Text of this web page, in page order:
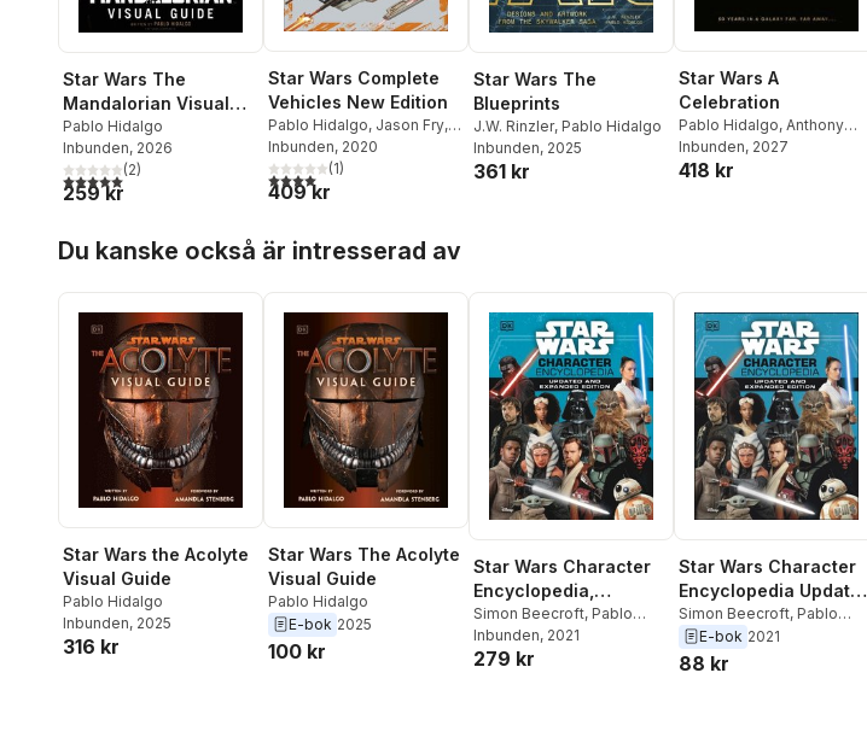
Star Wars The
Mandalorian Visual
Guide
Pablo Hidalgo
Inbunden, 2026
5,0utav 5 stjärnor. Totalt antal röster:
(2)
259 kr
Star Wars Complete
Vehicles New Edition
Pablo Hidalgo, Jason Fry,
Kerrie Dougherty
Saxton,David West
Reynolds
Inbunden, 2020
4,0utav 5 stjärnor. Totalt antal röster:
(1)
409 kr
Star Wars The
Blueprints
J.W. Rinzler, Pablo Hidalgo
Inbunden, 2025
361 kr
Star Wars A
Celebration
Pablo Hidalgo, Anthony
Breznican
Inbunden, 2027
418 kr
Du kanske också är intresserad av
Star Wars the Acolyte
Visual Guide
Pablo Hidalgo
Inbunden, 2025
316 kr
Star Wars The Acolyte
Visual Guide
Pablo Hidalgo
E-bok 2025
100 kr
Star Wars Character
Encyclopedia,
Updated and
Expanded Edition
Simon Beecroft, Pablo
Hidalgo
Inbunden, 2021
279 kr
Star Wars Character
Encyclopedia Updated
And Expanded Edition
Simon Beecroft, Pablo
Hidalgo, Elizabeth Dowsett
Amy Richau
E-bok 2021
88 kr